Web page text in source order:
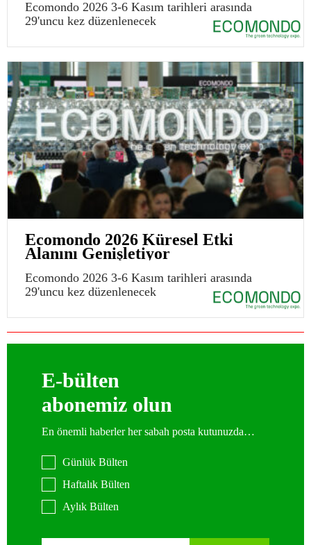
Ecomondo 2026 3-6 Kasım tarihleri arasında
29'uncu kez düzenlenecek
Ecomondo 2026 Küresel Etki
Alanını Genişletiyor
Ecomondo 2026 3-6 Kasım tarihleri arasında
29'uncu kez düzenlenecek
E-bülten
abonemiz olun
En önemli haberler her sabah posta kutunuzda…
Günlük Bülten
Haftalık Bülten
Aylık Bülten